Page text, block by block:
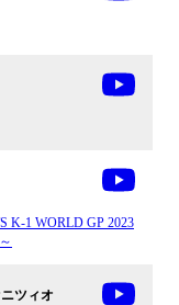
K-1 WORLD GP 2023
ツィオ